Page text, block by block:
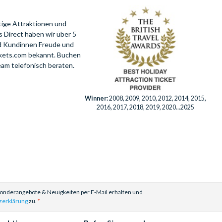
Attraktionen und
Direct haben wir über 5
Freude und
bekannt. Buchen
telefonisch beraten.
Winner:2008, 2009, 2010, 2012, 2014, 2015,
2016, 2017, 2018, 2019, 2020...2025
& Neuigkeiten per E-Mail erhalten und
zu.